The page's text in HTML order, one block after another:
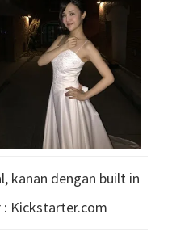
kanan dengan built in
: Kickstarter.com